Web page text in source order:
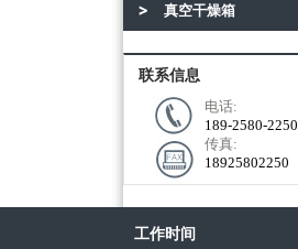
真空干燥箱
联系信息
电话:
189-2580-2250
传真:
18925802250
工作时间